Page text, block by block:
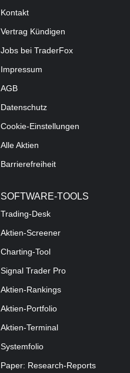
Kontakt
Vertrag Kündigen
Jobs bei TraderFox
Impressum
AGB
Datenschutz
Cookie-Einstellungen
Alle Aktien
Barrierefreiheit
SOFTWARE-TOOLS
Trading-Desk
Aktien-Screener
Charting-Tool
Signal Trader Pro
Aktien-Rankings
Aktien-Portfolio
Aktien-Terminal
Systemfolio
Paper: Research-Reports